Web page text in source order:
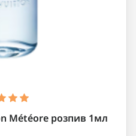
Météore розпив 1мл